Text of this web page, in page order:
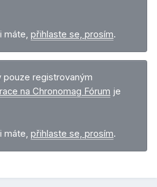
máte, přihlaste se, prosím.
pouze registrovaným
na Chronomag Fórum je
máte, přihlaste se, prosím.